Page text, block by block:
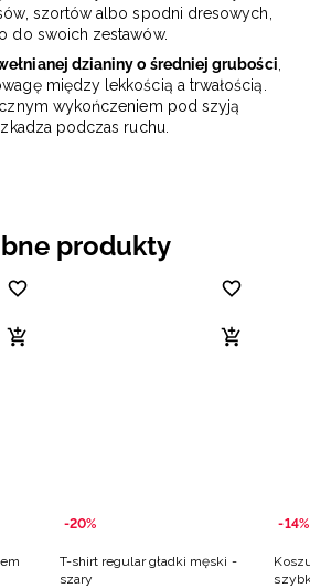
szortów albo spodni dresowych,
do swoich zestawów.
dzianiny o średniej grubości,
między lekkością a trwałością.
wykończeniem pod szyją
podczas ruchu.
produkty
-20%
T-shirt regular gładki męski -
szary
-14%